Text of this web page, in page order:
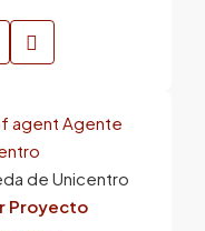
de Unicentro
Proyecto